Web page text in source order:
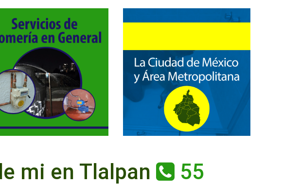
mi en Tlalpan
55